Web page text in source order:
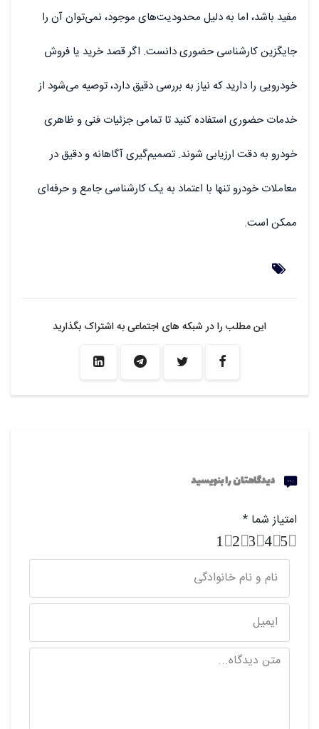
مفید باشد، اما به دلیل محدودیت‌های موجود، نمی‌توان آن را
جایگزین کارشناسی حضوری دانست. اگر قصد خرید یا فروش
خودرویی را دارید که نیاز به بررسی دقیق دارد، توصیه می‌شود از
خدمات حضوری استفاده کنید تا تمامی جزئیات فنی و ظاهری
خودرو به دقت ارزیابی شوند. تصمیم‌گیری آگاهانه و دقیق در
معاملات خودرو تنها با اعتماد به یک کارشناسی جامع و حرفه‌ای
ممکن است.
این مطلب را در شبکه های اجتماعی به اشتراک بگذارید
دیدگاهتان را بنویسید
امتیاز شما *
5
4
3
2
1